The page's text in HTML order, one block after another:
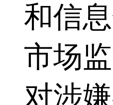
和信息
市场
对涉